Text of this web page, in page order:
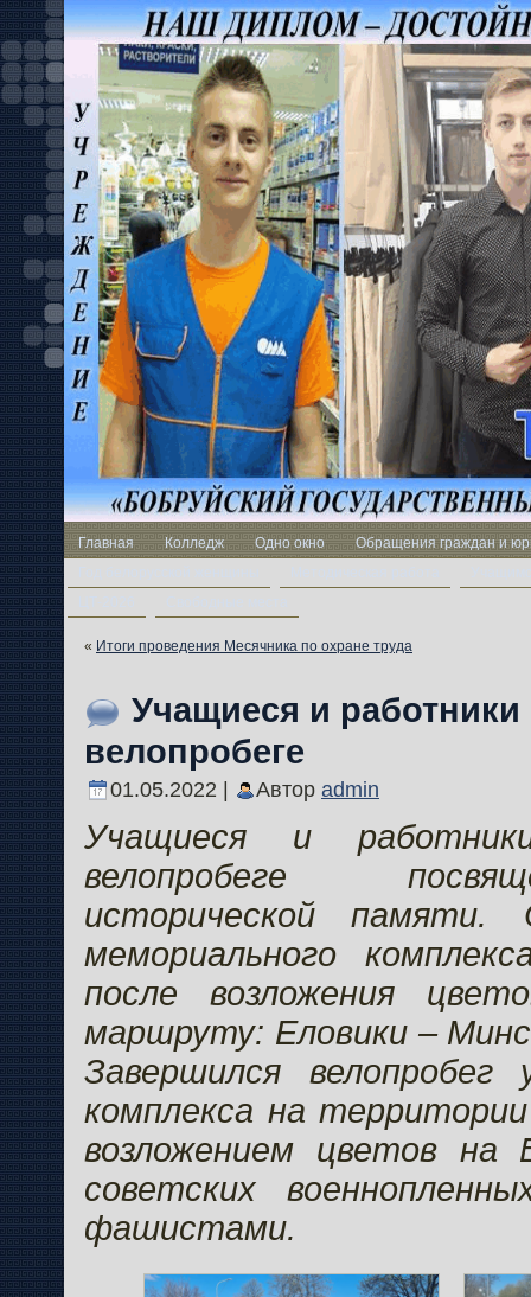
Главная Колледж Одно окно
Обращения граждан и
« Итоги проведения Месячника по охране труда
Учащиеся и
велопробеге
01.05.2022 | Автор admin
Учащиеся и
велопробеге
исторической
мемориального
после возложения
маршруту: Еловики –
Завершился велопробег
комплекса на
возложением цветов на
советских
фашистами.